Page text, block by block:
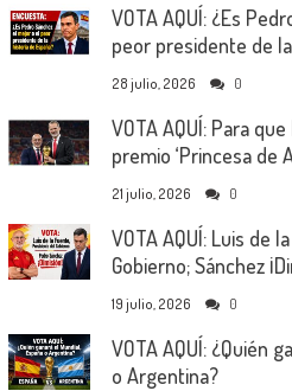
VOTA AQUÍ: ¿Es
peor presidente de
28 julio, 2026 0
VOTA AQUÍ: Para
premio ‘Princesa de
21 julio, 2026 0
VOTA AQUÍ: Luis de
Gobierno; Sánchez
19 julio, 2026 0
VOTA AQUÍ: ¿Quién
o Argentina?